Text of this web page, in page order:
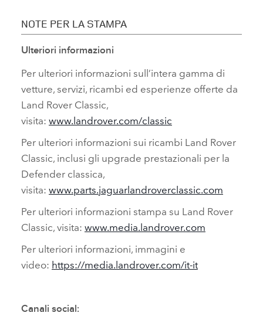
NOTE PER LA STAMPA
Ulteriori informazioni
Per ulteriori informazioni sull’intera gamma di
vetture, servizi, ricambi ed esperienze offerte da
Land Rover Classic,
visita: www.landrover.com/classic
Per ulteriori informazioni sui ricambi Land Rover
Classic, inclusi gli upgrade prestazionali per la
Defender classica,
visita: www.parts.jaguarlandroverclassic.com
Per ulteriori informazioni stampa su Land Rover
Classic, visita: www.media.landrover.com
Per ulteriori informazioni, immagini e
video: https://media.landrover.com/it‑it
Canali social: